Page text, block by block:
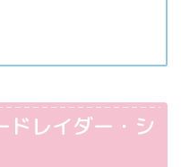
ドレイダー・シ